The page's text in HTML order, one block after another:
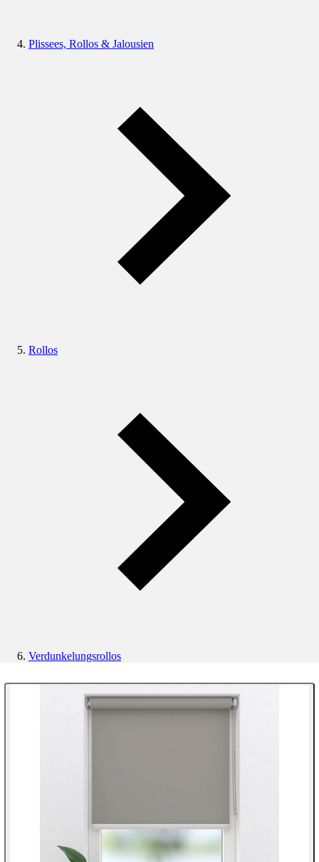
Plissees, Rollos & Jalousien
Rollos
Verdunkelungsrollos